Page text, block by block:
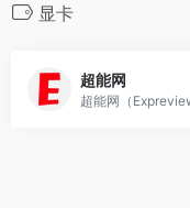
显卡
超能网